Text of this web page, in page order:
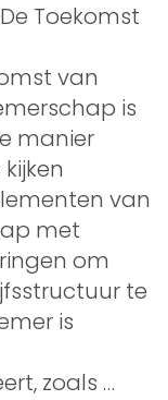
Toekomst
van
is
manier
van
met
om
te
is
zoals …